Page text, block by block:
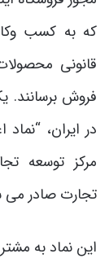
که به کسب
قانونی
فروش برسانند.
در ایران،
مرکز توسعه
تجارت صادر می
این نماد به